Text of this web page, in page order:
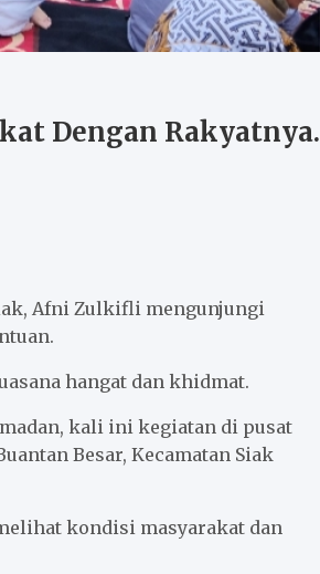
Dengan Rakyatnya.
Afni Zulkifli mengunjungi
hangat dan khidmat.
kali ini kegiatan di pusat
Besar, Kecamatan Siak
kondisi masyarakat dan